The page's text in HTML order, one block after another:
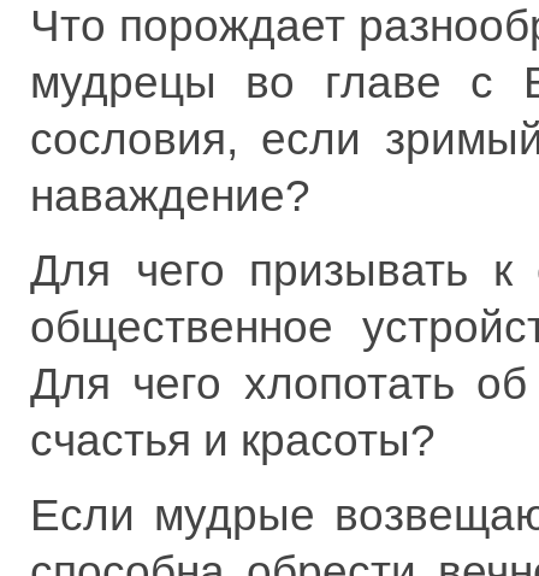
Что порождает
мудрецы во главе с
сословия, если
наваждение?
Для чего призывать
общественное
Для чего хлопотать
счастья и красоты?
Если мудрые